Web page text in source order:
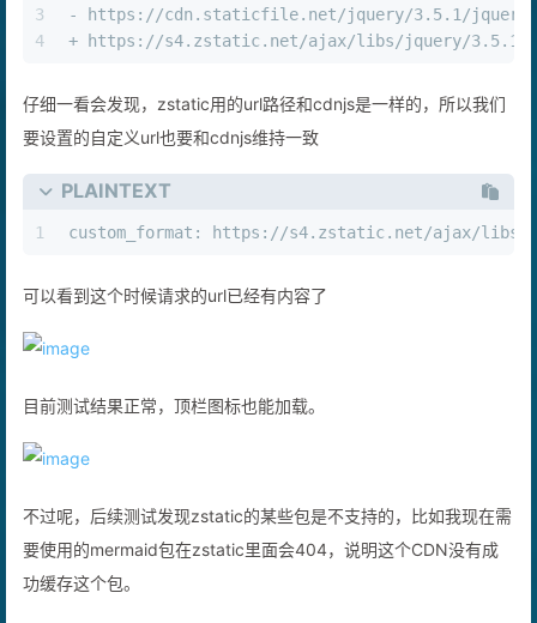
3
4
- https://cdn.staticfile.net/jquery/3.5.1/
+ https://s4.zstatic.net/ajax/libs/jquery/3.5.1/
仔细一看会发现，zstatic用的url路径和cdnjs是一样的，所以我们
要设置的自定义url也要和cdnjs维持一致
PLAINTEXT
1 custom_format: https://s4.zstatic.net/ajax/libs/
可以看到这个时候请求的url已经有内容了
目前测试结果正常，顶栏图标也能加载。
不过呢，后续测试发现zstatic的某些包是不支持的，比如我现在需
要使用的mermaid包在zstatic里面会404，说明这个CDN没有成
功缓存这个包。